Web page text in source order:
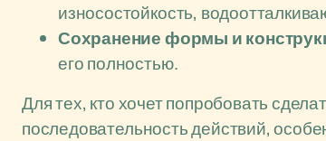
износостойкость,
Сохранение формы и
его полностью.
Для тех, кто хочет попробовать
последовательность действий,